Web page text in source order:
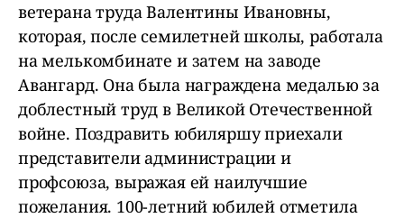
ветерана труда Валентины Ивановны,
которая, после семилетней школы, работала
на мелькомбинате и затем на заводе
Авангард. Она была награждена медалью за
доблестный труд в Великой Отечественной
войне. Поздравить юбиляршу приехали
представители администрации и
профсоюза, выражая ей наилучшие
пожелания. 100-летний юбилей отметила